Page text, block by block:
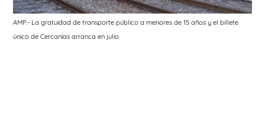
AMP.- La gratuidad de transporte público a menores de 15 años y el billete
único de Cercanías arranca en julio